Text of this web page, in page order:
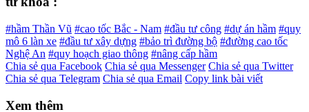
#hầm Thần Vũ #cao tốc Bắc - Nam #đầu tư công #dự án hầm #quy
mô 6 làn xe #đầu tư xây dựng #bảo trì đường bộ #đường cao tốc
Nghệ An #quy hoạch giao thông #nâng cấp hầm
Chia sẻ qua Facebook Chia sẻ qua Messenger Chia sẻ qua Twitter
Chia sẻ qua Telegram Chia sẻ qua Email Copy link bài viết
Xem thêm